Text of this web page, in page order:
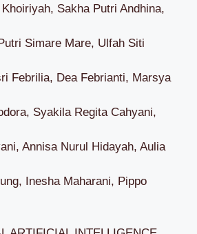
Sakha Putri Andhina,
Simare Mare, Ulfah Siti
Febrilia, Dea Febrianti, Marsya
Syakila Regita Cahyani,
Annisa Nurul Hidayah, Aulia
Inesha Maharani, Pippo